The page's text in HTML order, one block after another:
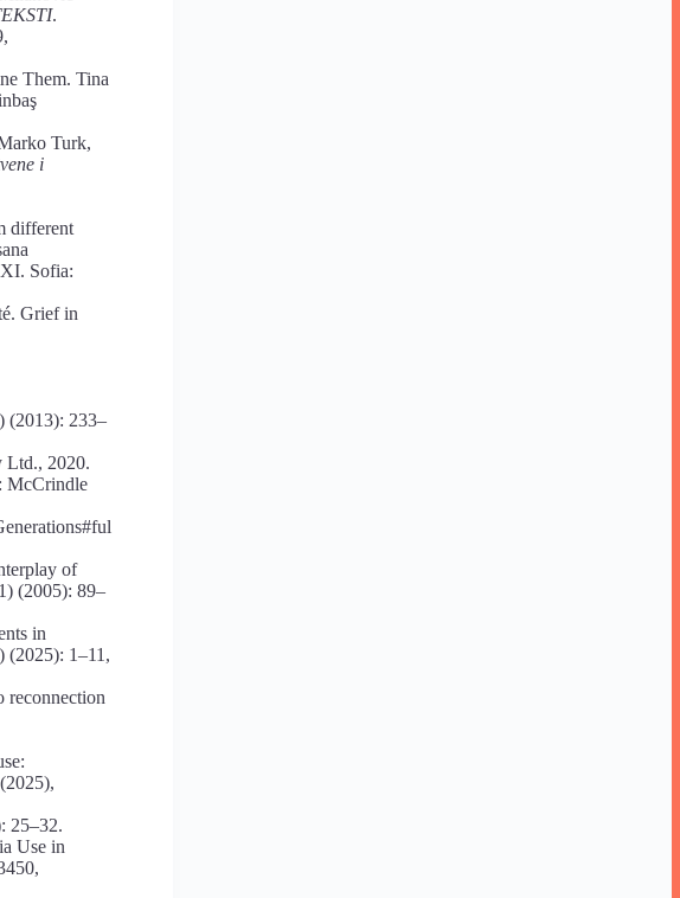
.
Them. Tina
Turk,
i
different
Sofia:
Grief in
(2013): 233–
Ltd., 2020.
McCrindle
of
(2005): 89–
in
(2025): 1–11,
reconnection
25–32.
Use in